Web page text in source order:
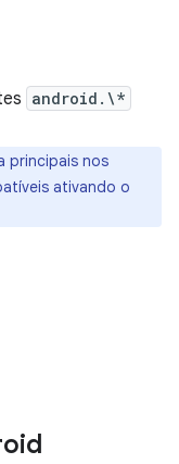
android.\*
principais nos
ativando o